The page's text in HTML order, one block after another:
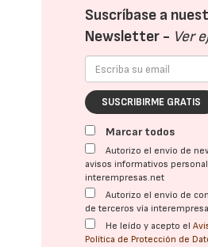
Suscríbase a
Newsletter - Ver
SUSCRIBIRME GRATIS
Marcar todos
Autorizo el envío de
avisos informativos
interempresas.net
Autorizo el envío de
de terceros vía
He leído y acepto el
Política de Protección de